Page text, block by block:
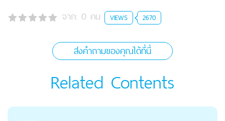
จาก: 0 คน VIEWS 2670
ส่งคำถามของคุณได้ที่นี่
Related Contents